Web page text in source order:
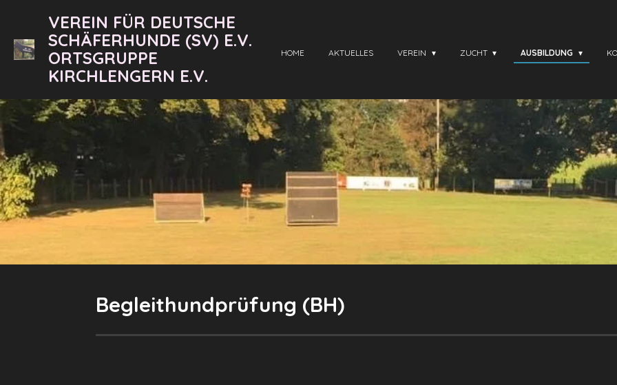
Hauptinhalt
springen
VEREIN FÜR DEUTSCHE
SCHÄFERHUNDE (SV) E.V.
ORTSGRUPPE
KIRCHLENGERN E.V.
HOME AKTUELLES VEREIN ZUCHT AUSBILDUNG
Begleithundprüfung (BH)